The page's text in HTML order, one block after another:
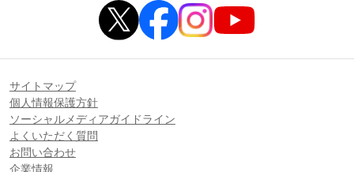
サイトマップ
個人情報保護方針
ソーシャルメディアガイドライン
よくいただく質問
お問い合わせ
企業情報